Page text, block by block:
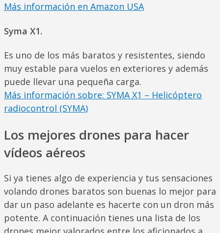
Más información en Amazon USA
Syma X1.
Es uno de los más baratos y resistentes, siendo
muy estable para vuelos en exteriores y además
puede llevar una pequeña carga.
Más información sobre: SYMA X1 – Helicóptero
radiocontrol (SYMA)
Los mejores drones para hacer
vídeos aéreos
Si ya tienes algo de experiencia y tus sensaciones
volando drones baratos son buenas lo mejor para
dar un paso adelante es hacerte con un dron más
potente. A continuación tienes una lista de los